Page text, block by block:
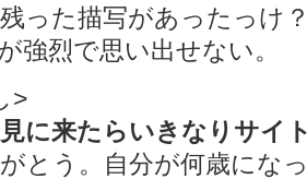
った描写があったっけ
強烈で思い出せない。
>
に来たらいきなりサイ
とう。自分が何歳にな